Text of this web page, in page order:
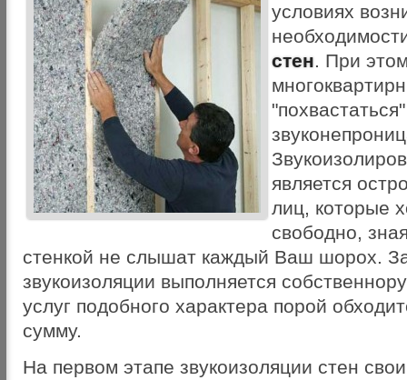
условиях
стен. При
является
лиц, которые
свободно,
стенкой не слышат каждый Ваш шорох.
звукоизоляции выполняется
услуг подобного характера порой
сумму.
На первом этапе звукоизоляции стен